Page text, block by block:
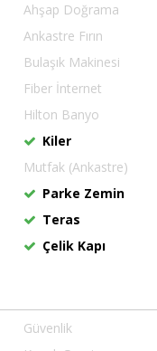
Ahşap Doğrama
Ankastre Fırın
Bulaşık Makinesi
Fiber İnternet
Hilton Banyo
Kiler
Mutfak (Ankastre)
Parke Zemin
Teras
Çelik Kapı
Güvenlik